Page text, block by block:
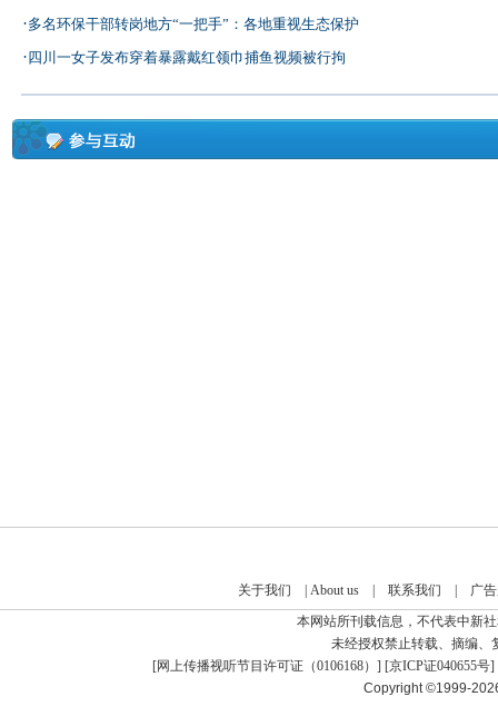
·多名环保干部转岗地方“一把手”：各地重视生态保护
·四川一女子发布穿着暴露戴红领巾捕鱼视频被行拘
关于我们 | About us| 联系我们 |
广
本网站所刊载信息，不代表中新
未经授权禁止转载、摘编、
[网上传播视听节目许可证（0106168） ] [京ICP证040655号]
Copyright ©1999-